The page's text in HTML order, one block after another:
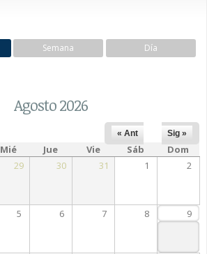
Semana Día
Agosto 2026
« Ant Sig »
Mié Jue Vie Sáb
Dom
29 30 31 1 2
5 6 7 8 9